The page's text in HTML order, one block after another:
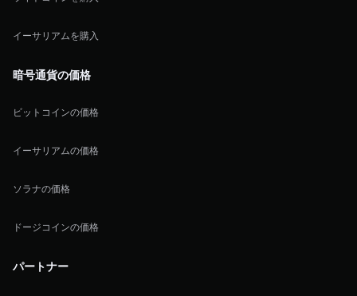
イーサリアムを購入
暗号通貨の価格
ビットコインの価格
イーサリアムの価格
ソラナの価格
ドージコインの価格
パートナー